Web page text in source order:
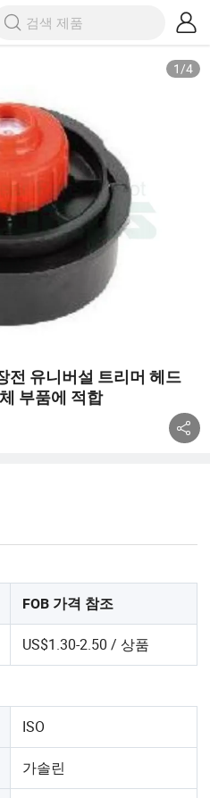
1/4
전 유니버설 트리머 헤드
부품에 적합
FOB 가격 참조
US$1.30-2.50 / 상품
ISO
가솔린